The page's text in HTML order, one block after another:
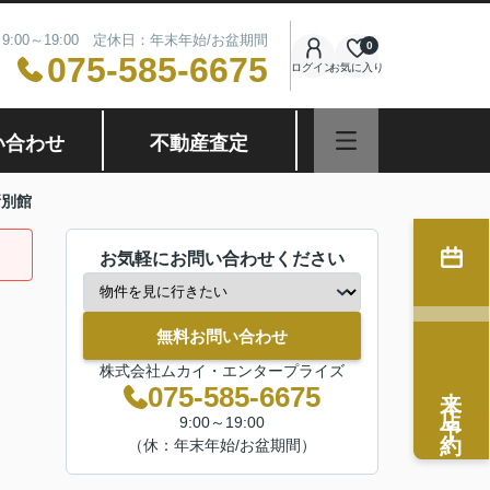
～19:00 定休日：年末年始/お盆期間
075-585-6675 ログインお気に入り
0
合わせ 不動産査定
館
お気軽にお問い合わせください
無料お問い合わせ
株式会社ムカイ・エンタープライズ
075-585-6675
9:00～19:00
（休：年末年始/お盆期間）
来店予約